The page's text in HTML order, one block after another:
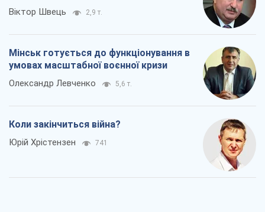
Віктор Швець 2,9 т.
Мінськ готується до функціонування в
умовах масштабної воєнної кризи
Олександр Левченко 5,6 т.
Коли закінчиться війна?
Юрій Хрістензен 741